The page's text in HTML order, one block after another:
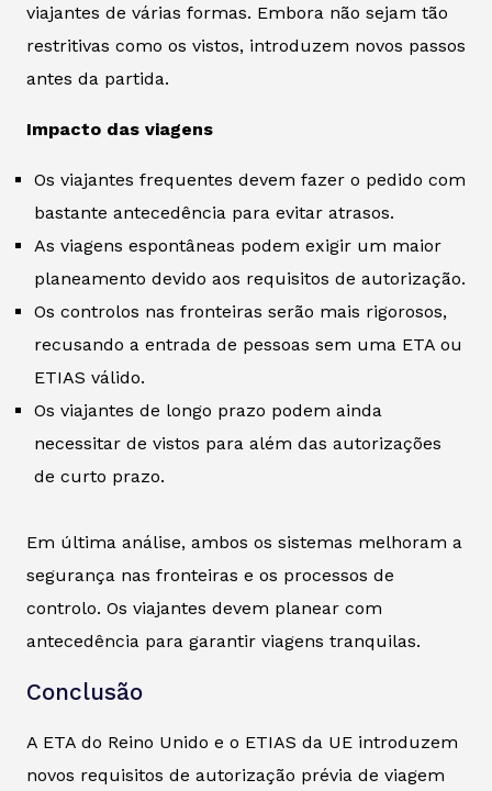
viajantes de várias formas. Embora não sejam tão
restritivas como os vistos, introduzem novos passos
antes da partida.
Impacto das viagens
Os viajantes frequentes devem fazer o pedido com
bastante antecedência para evitar atrasos.
As viagens espontâneas podem exigir um maior
planeamento devido aos requisitos de autorização.
Os controlos nas fronteiras serão mais rigorosos,
recusando a entrada de pessoas sem uma ETA ou
ETIAS válido.
Os viajantes de longo prazo podem ainda
necessitar de vistos para além das autorizações
de curto prazo.
Em última análise, ambos os sistemas melhoram a
segurança nas fronteiras e os processos de
controlo. Os viajantes devem planear com
antecedência para garantir viagens tranquilas.
Conclusão
A ETA do Reino Unido e o ETIAS da UE introduzem
novos requisitos de autorização prévia de viagem